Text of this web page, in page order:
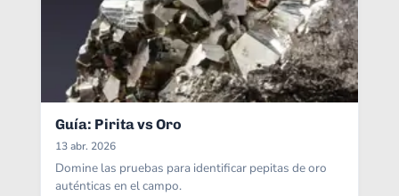
Guía: Pirita vs Oro
13 abr. 2026
Domine las pruebas para identificar pepitas de oro
auténticas en el campo.